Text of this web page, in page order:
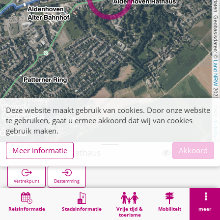
, Kartendaten, Geobasisdaten: ©
Land NRW
2021, Lizenz
dl-de/by-2-0
Reisinformatie Stadsinformatie
Vrije tijd &
toerisme
Mobiliteit meer
Aldenhoven Rathaus
Vertrekpunt Bestemming
Zoekopracht Aldenhoven Rathaus
Deze website maakt gebruik van cookies. Door onze website
te gebruiken, gaat u ermee akkoord dat wij van cookies
gebruik maken.
Meer informatie
Akkoord